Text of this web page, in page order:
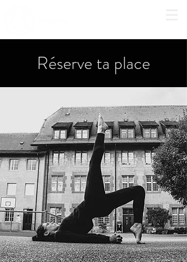
Réserve ta place